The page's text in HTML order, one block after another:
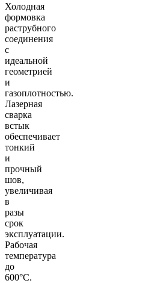
Холодная
формовка
раструбного
соединения
с
идеальной
геометрией
и
газоплотностью.
Лазерная
сварка
встык
обеспечивает
тонкий
и
прочный
шов,
увеличивая
в
разы
срок
эксплуатации.
Рабочая
температура
до
600°С.